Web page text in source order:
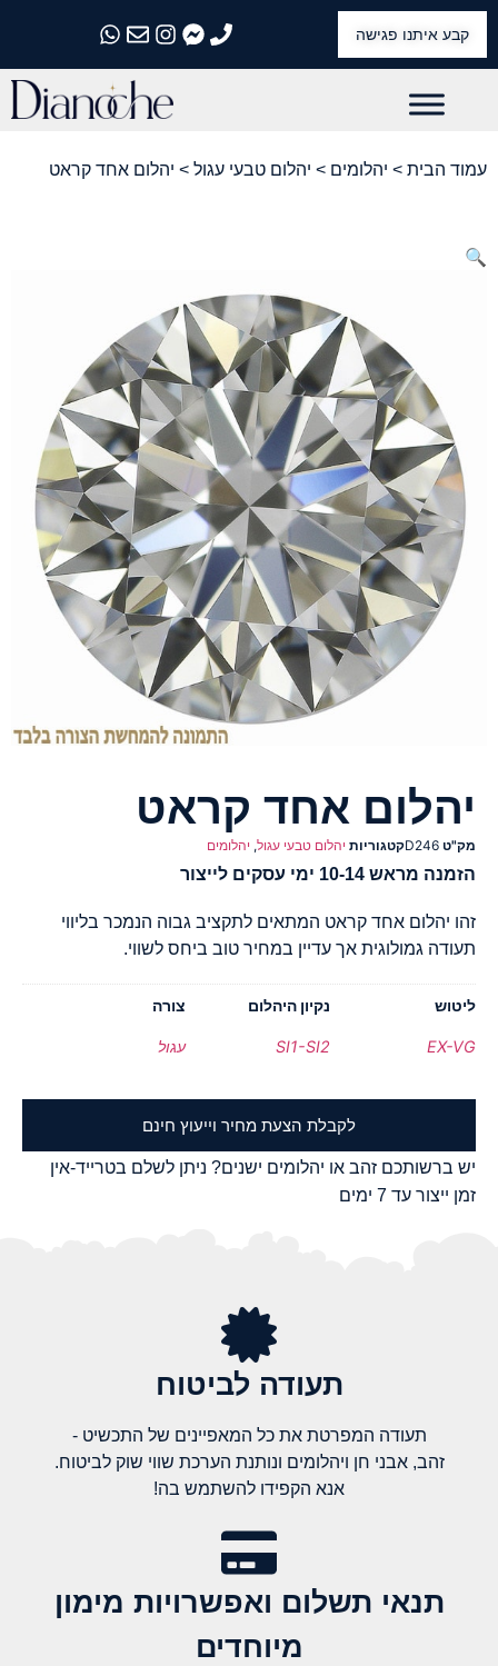
קבע איתנו פגישה
התקשרו אלינו
התקשרו אלינו
התקשרו אלינו
התקשרו אלינו
התקשרו אלינו
עמוד הבית > יהלומים > יהלום טבעי עגול > יהלום אחד קראט
🔍
יהלום אחד קראט
מק"ט D246קטגוריות יהלום טבעי עגול, יהלומים
הזמנה מראש 10-14 ימי עסקים לייצור
זהו יהלום אחד קראט המתאים לתקציב גבוה הנמכר בליווי
תעודה גמולוגית אך עדיין במחיר טוב ביחס לשווי.
ליטוש
EX-VG
נקיון היהלום
SI1-SI2
צורה
עגול
לקבלת הצעת מחיר וייעוץ חינם
יש ברשותכם זהב או יהלומים ישנים? ניתן לשלם בטרייד-אין
זמן ייצור עד 7 ימים
תעודה לביטוח
תעודה המפרטת את כל המאפיינים של התכשיט -
זהב, אבני חן ויהלומים ונותנת הערכת שווי שוק לביטוח.
אנא הקפידו להשתמש בה!
תנאי תשלום ואפשרויות מימון
מיוחדים